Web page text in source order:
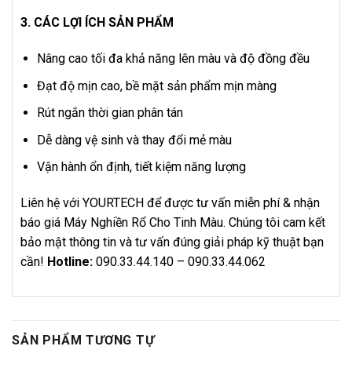
3. CÁC LỢI ÍCH SẢN PHẨM
Nâng cao tối đa khả năng lên màu và độ đồng đều
Đạt độ mịn cao, bề mặt sản phẩm mịn màng
Rút ngắn thời gian phân tán
Dễ dàng vệ sinh và thay đổi mẻ màu
Vận hành ổn định, tiết kiệm năng lượng
Liên hệ với YOURTECH để được tư vấn miễn phí & nhận
báo giá Máy Nghiền Rổ Cho Tinh Màu. Chúng tôi cam kết
bảo mật thông tin và tư vấn đúng giải pháp kỹ thuật bạn
cần! Hotline: 090.33.44.140 – 090.33.44.062
SẢN PHẨM TƯƠNG TỰ